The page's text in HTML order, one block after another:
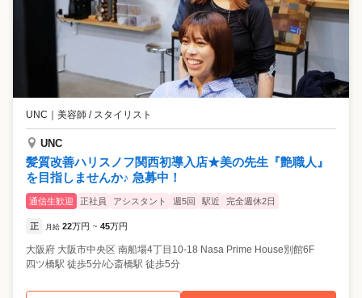
UNC 美容師 / スタイリスト
UNC
髪質改善ハリスノフ関西初導入店★美の先生『艶職人』
を目指しませんか♪ 急募中！
通信生歓迎 正社員 アシスタント 週5回 駅近 完全週休2日
正 月給 22万円 ~ 45万円
大阪府 大阪市中央区 南船場4丁目10-18 Nasa Prime House別館6F
四ツ橋駅 徒歩5分/心斎橋駅 徒歩5分